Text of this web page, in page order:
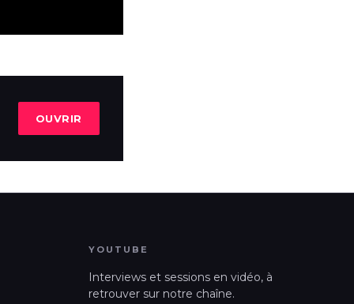
OUVRIR
YOUTUBE
Interviews et sessions en vidéo, à
retrouver sur notre chaîne.